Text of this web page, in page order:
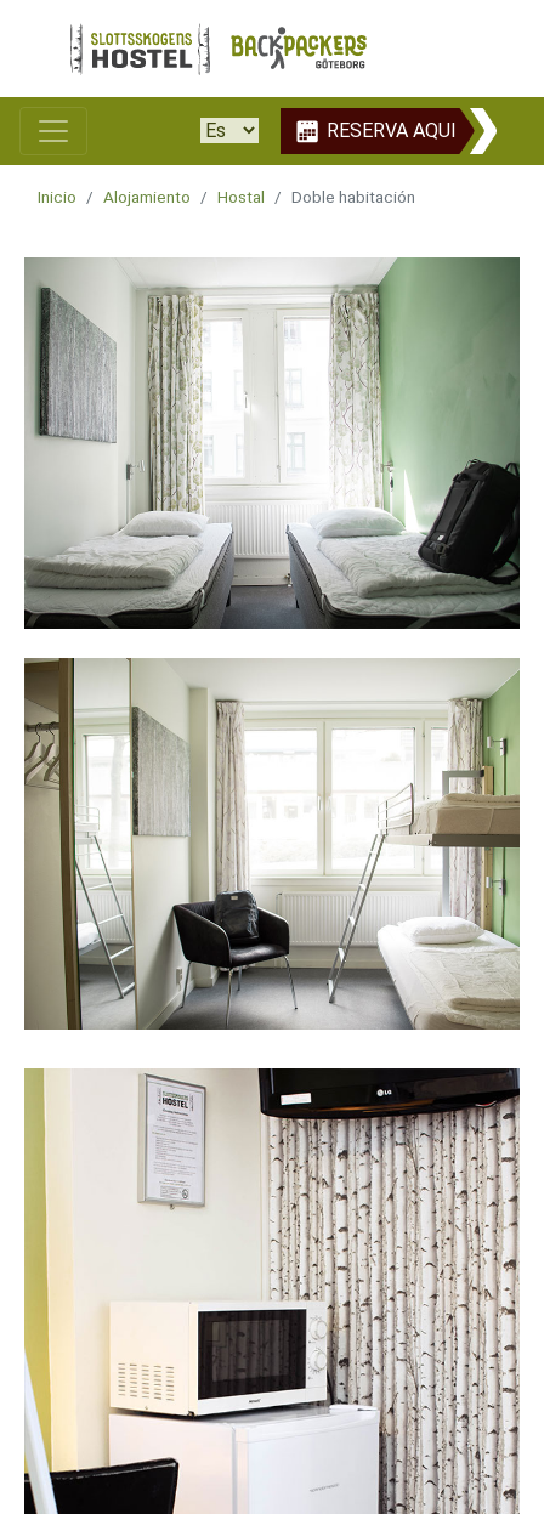
RESERVA AQUI
Inicio Alojamiento Hostal Doble habitación